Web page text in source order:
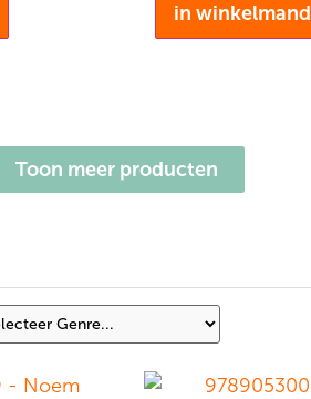
in winkelmand
Toon meer producten